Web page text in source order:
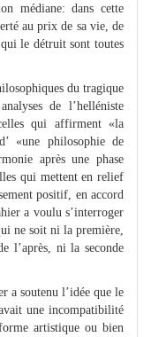
médiane: dans cette
au prix de sa vie, de
le détruit sont toutes
du tragique
de l’helléniste
qui affirment «la
«une philosophie de
après une phase
qui mettent en relief
positif, en accord
a voulu s’interroger
ne soit ni la première,
l’après, ni la seconde
a soutenu l’idée que le
une incompatibilité
artistique ou bien